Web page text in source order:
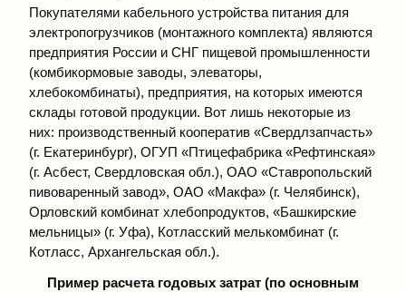
Покупателями кабельного устройства питания для
электропогрузчиков (монтажного комплекта) являются
предприятия России и СНГ пищевой промышленности
(комбикормовые заводы, элеваторы,
хлебокомбинаты), предприятия, на которых имеются
склады готовой продукции. Вот лишь некоторые из
них: производственный кооператив «Свердлзапчасть»
(г. Екатеринбург), ОГУП «Птицефабрика «Рефтинская»
(г. Асбест, Свердловская обл.), ОАО «Ставропольский
пивоваренный завод», ОАО «Макфа» (г. Челябинск),
Орловский комбинат хлебопродуктов, «Башкирские
мельницы» (г. Уфа), Котласский мелькомбинат (г.
Котласс, Архангельская обл.).
Пример расчета годовых затрат (по основным